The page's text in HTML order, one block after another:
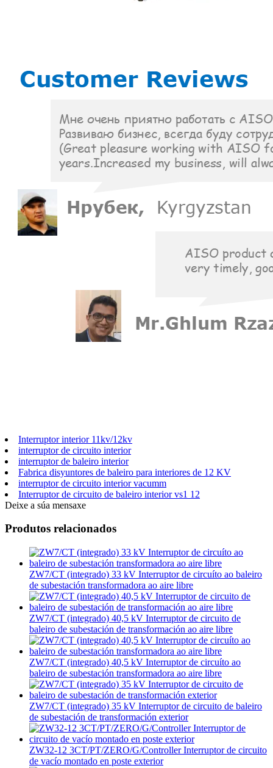
Interruptor interior 11kv/12kv
interruptor de circuito interior
interruptor de baleiro interior
Fabrica disyuntores de baleiro para interiores de 12 KV
interruptor de circuito interior vacumm
Interruptor de circuito de baleiro interior vs1 12
Deixe a súa mensaxe
Produtos relacionados
ZW7/CT (integrado) 33 kV Interruptor de circuíto ao baleiro
de subestación transformadora ao aire libre
ZW7/CT (integrado) 40,5 kV Interruptor de circuito de
baleiro de subestación de transformación ao aire libre
ZW7/CT (integrado) 40,5 kV Interruptor de circuíto ao
baleiro de subestación transformadora ao aire libre
ZW7/CT (integrado) 35 kV Interruptor de circuito de baleiro
de subestación de transformación exterior
ZW32-12 3CT/PT/ZERO/G/Controller Interruptor de circuito
de vacío montado en poste exterior